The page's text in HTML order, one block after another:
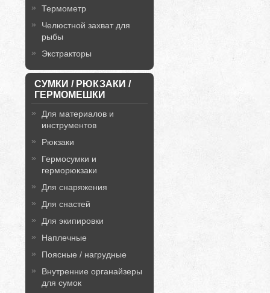
Термометр
Челюстной захват для
рыбы
Экстракторы
СУМКИ / РЮКЗАКИ /
ГЕРМОМЕШКИ
Для материалов и
инструментов
Рюкзаки
Гермосумки и
герморюкзаки
Для снаряжения
Для снастей
Для экипировки
Наплечные
Поясные / нагрудные
Внутренние органайзеры
для сумок